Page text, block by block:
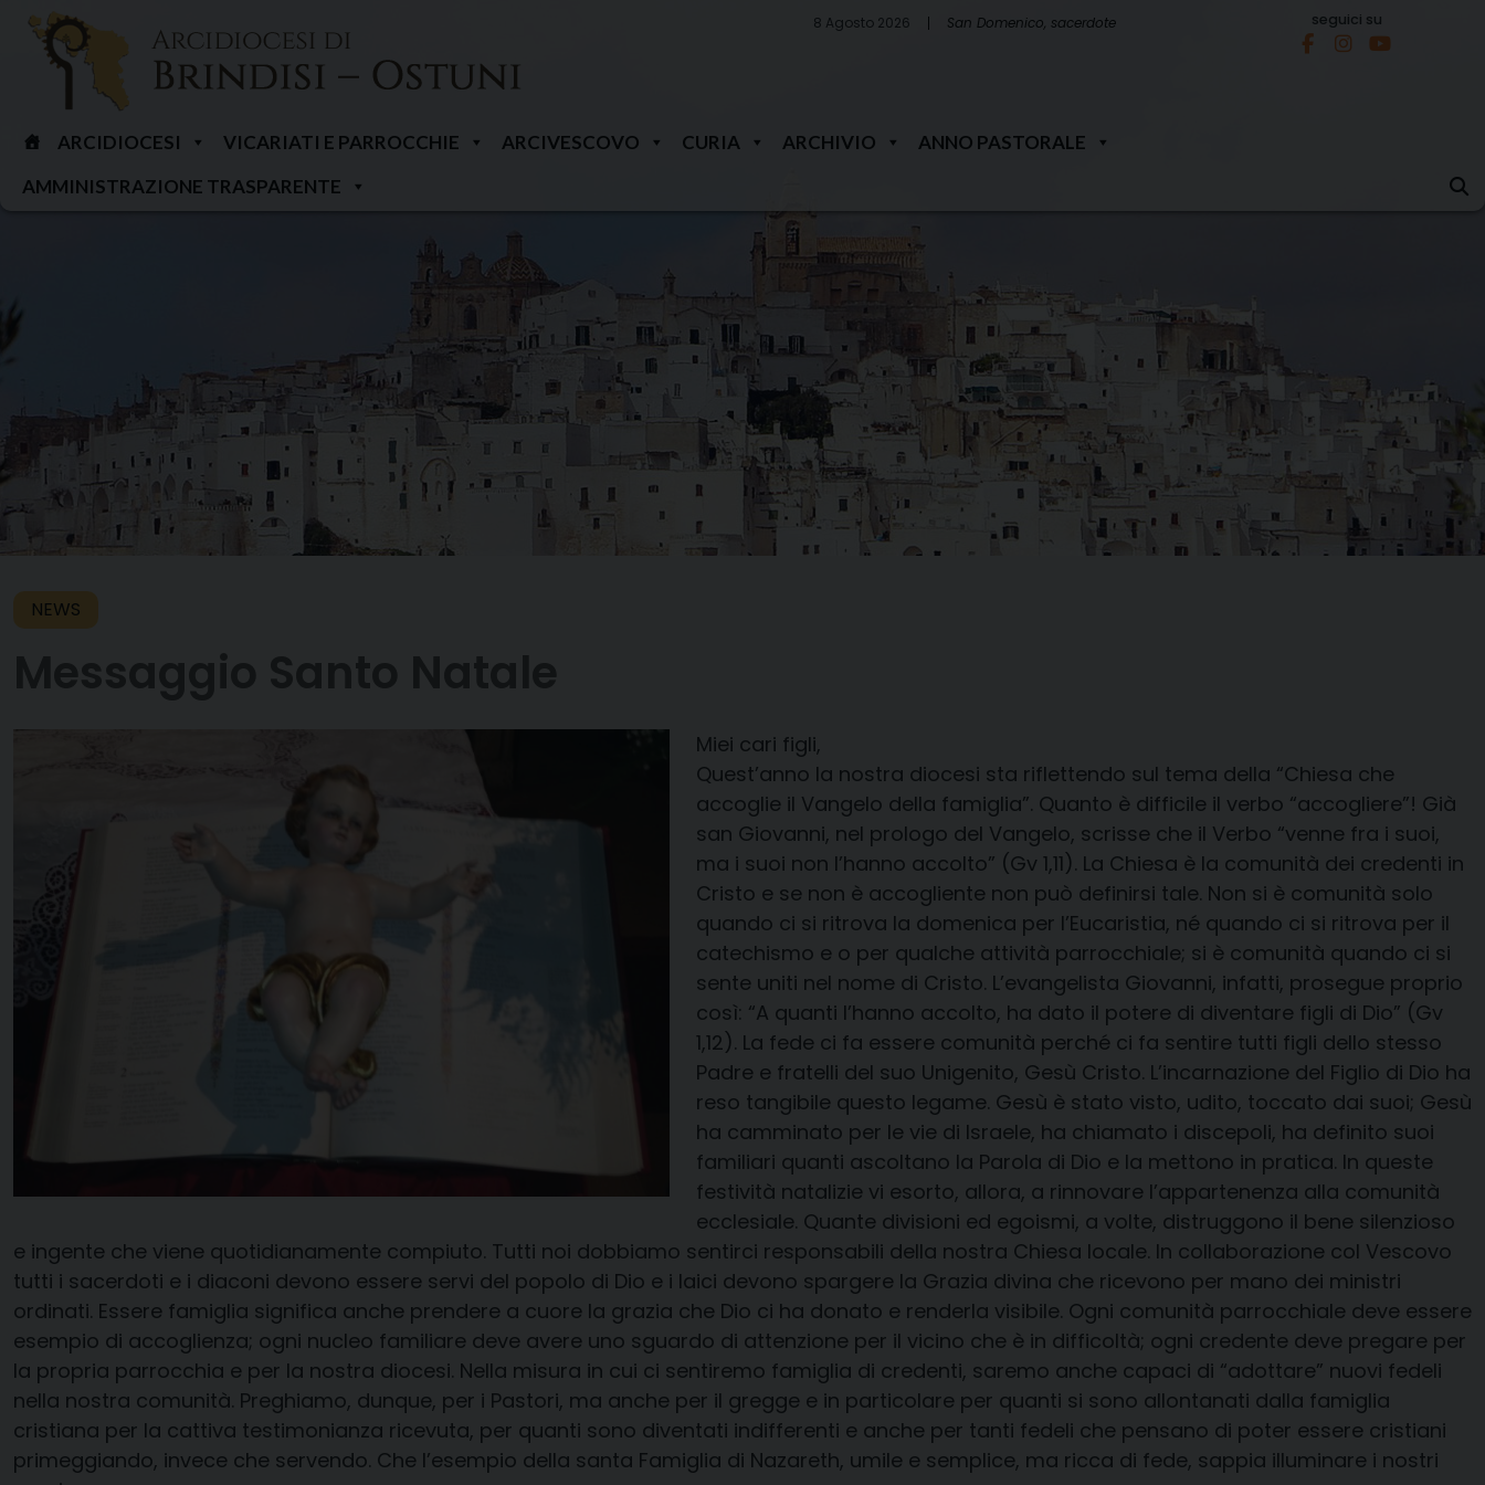
Skip
content
8 Agosto 2026 San Domenico, sacerdote seguici su
ARCIDIOCESI VICARIATI E PARROCCHIE ARCIVESCOVO CURIA ARCHIVIO
ANNO PASTORALE
AMMINISTRAZIONE TRASPARENTE
NEWS
Miei cari figli,
Quest’anno la nostra diocesi sta riflettendo sul tema della “Chiesa che
accoglie il Vangelo della famiglia”. Quanto è difficile il verbo “accogliere”! Già
san Giovanni, nel prologo del Vangelo, scrisse che il Verbo “venne fra i suoi,
ma i suoi non l’hanno accolto” (Gv 1,11). La Chiesa è la comunità dei credenti in
Cristo e se non è accogliente non può definirsi tale. Non si è comunità solo
quando ci si ritrova la domenica per l’Eucaristia, né quando ci si ritrova per il
catechismo e o per qualche attività parrocchiale; si è comunità quando ci si
sente uniti nel nome di Cristo. L’evangelista Giovanni, infatti, prosegue proprio
così: “A quanti l’hanno accolto, ha dato il potere di diventare figli di Dio” (Gv
1,12). La fede ci fa essere comunità perché ci fa sentire tutti figli dello stesso
Padre e fratelli del suo Unigenito, Gesù Cristo. L’incarnazione del Figlio di Dio ha
reso tangibile questo legame. Gesù è stato visto, udito, toccato dai suoi; Gesù
ha camminato per le vie di Israele, ha chiamato i discepoli, ha definito suoi
familiari quanti ascoltano la Parola di Dio e la mettono in pratica. In queste
festività natalizie vi esorto, allora, a rinnovare l’appartenenza alla comunità
ecclesiale. Quante divisioni ed egoismi, a volte, distruggono il bene silenzioso
e ingente che viene quotidianamente compiuto. Tutti noi dobbiamo sentirci responsabili della nostra Chiesa locale. In collaborazione col Vescovo
tutti i sacerdoti e i diaconi devono essere servi del popolo di Dio e i laici devono spargere la Grazia divina che ricevono per mano dei ministri
ordinati. Essere famiglia significa anche prendere a cuore la grazia che Dio ci ha donato e renderla visibile. Ogni comunità parrocchiale deve essere
esempio di accoglienza; ogni nucleo familiare deve avere uno sguardo di attenzione per il vicino che è in difficoltà; ogni credente deve pregare per
la propria parrocchia e per la nostra diocesi. Nella misura in cui ci sentiremo famiglia di credenti, saremo anche capaci di “adottare” nuovi fedeli
nella nostra comunità. Preghiamo, dunque, per i Pastori, ma anche per il gregge e in particolare per quanti si sono allontanati dalla famiglia
cristiana per la cattiva testimonianza ricevuta, per quanti sono diventati indifferenti e anche per tanti fedeli che pensano di poter essere cristiani
primeggiando, invece che servendo. Che l’esempio della santa Famiglia di Nazareth, umile e semplice, ma ricca di fede, sappia illuminare i nostri